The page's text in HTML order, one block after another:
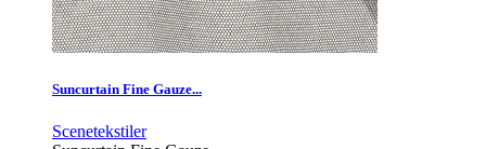
Suncurtain Fine Gauze...
Scenetekstiler